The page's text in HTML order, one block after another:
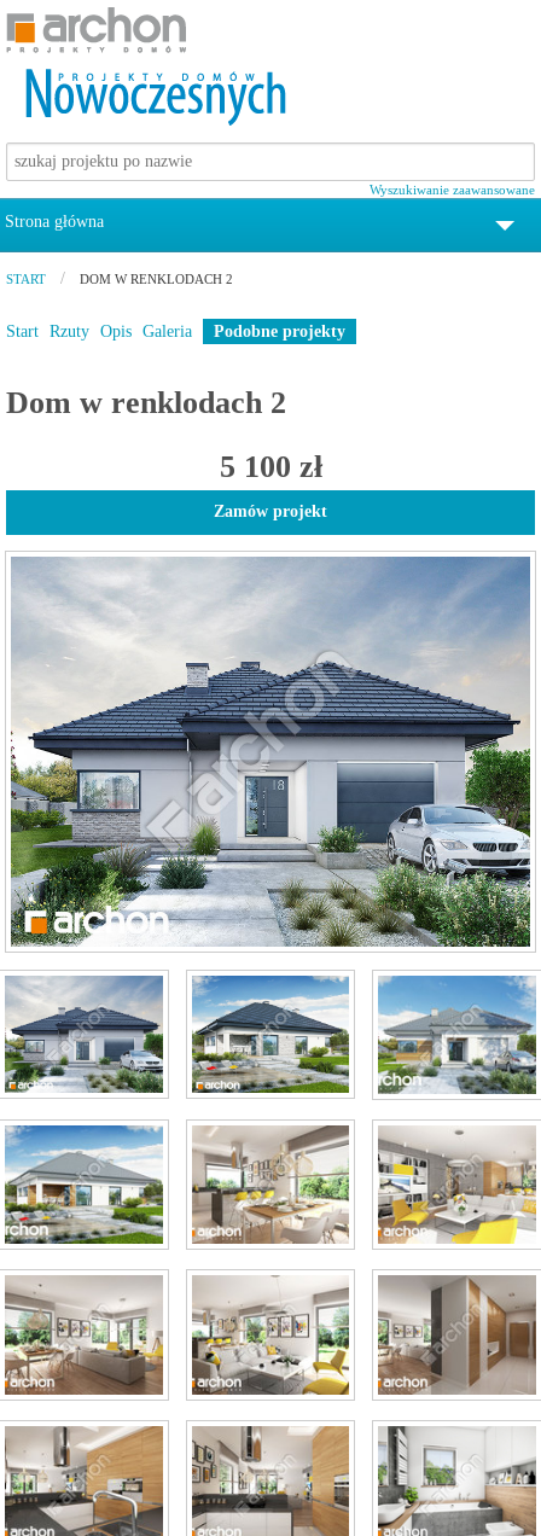
Wyszukiwanie zaawansowane
Strona główna
tel. 12 372 19 00
Projekty domów
START DOM W RENKLODACH 2
Start Rzuty Opis Galeria Podobne projekty
Dom w renklodach 2
5 100 zł
Zamów projekt